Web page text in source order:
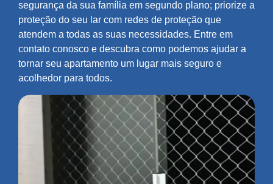
segurança da sua família em segundo plano; priorize a
proteção do seu lar com redes de proteção que
atendem a todas as suas necessidades. Entre em
contato conosco e descubra como podemos ajudar a
tornar seu apartamento um lugar mais seguro e
acolhedor para todos.